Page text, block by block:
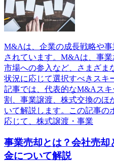
M&Aは、企業の成長戦略や
されています。M&Aは、事
市場への参入など、さまざま
状況に応じて選択すべきスキ
記事では、代表的なM&Aス
割、事業譲渡、株式交換のほ
いて解説します。この記事の
応じて、株式譲渡・事業
事業売却とは？会社売
金について解説